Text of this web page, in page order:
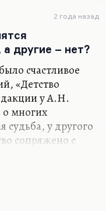
часто этим
люди, которые
2 года назад
а другие – нет?
счастливое
«Детство
у А.Н.
о многих
судьба, у другого
сопряжено с
фонарь» –
трагедий. Она